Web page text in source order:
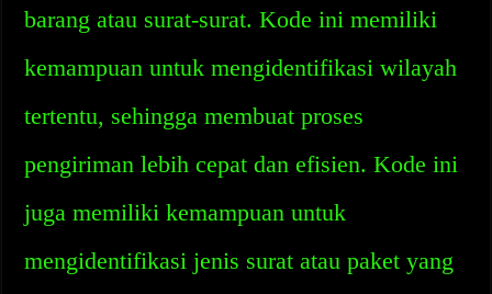
barang atau surat-surat. Kode ini memiliki
kemampuan untuk mengidentifikasi wilayah
tertentu, sehingga membuat proses
pengiriman lebih cepat dan efisien. Kode ini
juga memiliki kemampuan untuk
mengidentifikasi jenis surat atau paket yang